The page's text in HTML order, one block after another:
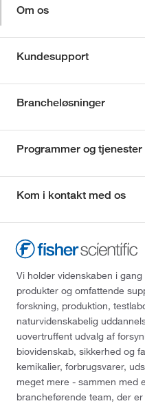
Om os
Kundesupport
Brancheløsninger
Programmer og tjenester
Kom i kontakt med os
Vi holder videnskaben i
produkter og omfattende
forskning, produktion,
naturvidenskabelig
uovertruffent udvalg af
biovidenskab, sikkerhed og
kemikalier, forbrugsvarer,
meget mere - sammen med
brancheførende team, der